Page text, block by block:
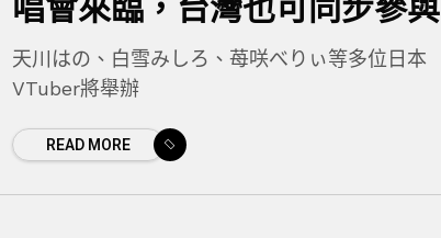
唱會來臨，台灣也可同步參與
天川はの、白雪みしろ、苺咲べりぃ等多位日本
VTuber將舉辦
READ MORE